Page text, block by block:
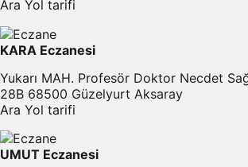
Ara Yol tarifi
KARA Eczanesi
Yukarı MAH. Profesör Doktor Necdet
28B 68500 Güzelyurt Aksaray
Ara Yol tarifi
UMUT Eczanesi